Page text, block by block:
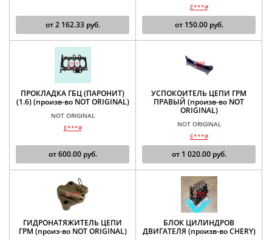
от2 162.33руб.
E***#
от 150.00руб.
ПРОКЛАДКА ГБЦ (ПАРОНИТ)
(1.6) (произв-во NOT ORIGINAL)
NOT ORIGINAL
E***#
от600.00руб.
УСПОКОИТЕЛЬ ЦЕПИ ГРМ
ПРАВЫЙ (произв-во NOT
ORIGINAL)
NOT ORIGINAL
E***#
от 1 020.00руб.
ГИДРОНАТЯЖИТЕЛЬ ЦЕПИ
ГРМ (произ-во NOT ORIGINAL)
БЛОК ЦИЛИНДРОВ
ДВИГАТЕЛЯ (произв-во CHERY)